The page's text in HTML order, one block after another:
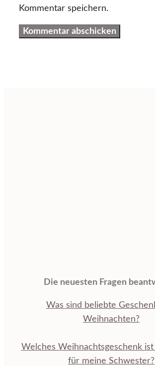
Kommentar speichern.
Die neuesten Fragen
Was sind beliebte
Weihnachten?
Welches Weihnachtsgeschenk
für meine Schwester?